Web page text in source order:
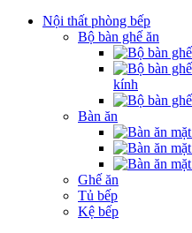
Nội thất phòng bếp
Bộ bàn ghế ăn
kính
Bàn ăn
Ghế ăn
Tủ bếp
Kệ bếp